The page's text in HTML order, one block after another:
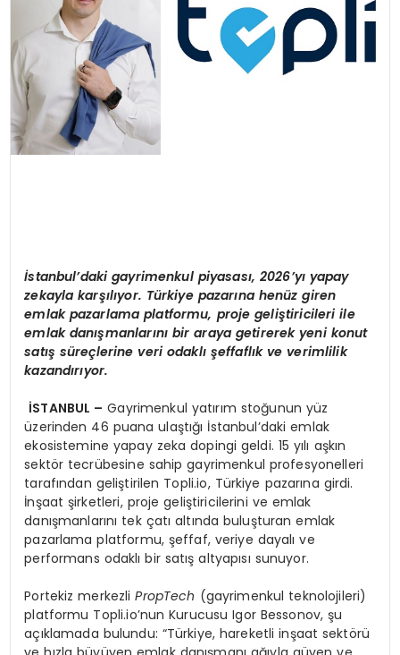
İstanbul’daki gayrimenkul piyasası, 2026’yı yapay
zekayla karşılıyor. Türkiye pazarına henüz giren
emlak pazarlama platformu, proje geliştiricileri ile
emlak danışmanlarını bir araya getirerek yeni konut
satış süreçlerine veri odaklı şeffaflık ve verimlilik
kazandırıyor.
İSTANBUL – Gayrimenkul yatırım stoğunun yüz
üzerinden 46 puana ulaştığı İstanbul’daki emlak
ekosistemine yapay zeka dopingi geldi. 15 yılı aşkın
sektör tecrübesine sahip gayrimenkul profesyonelleri
tarafından geliştirilen Topli.io, Türkiye pazarına girdi.
İnşaat şirketleri, proje geliştiricilerini ve emlak
danışmanlarını tek çatı altında buluşturan emlak
pazarlama platformu, şeffaf, veriye dayalı ve
performans odaklı bir satış altyapısı sunuyor.
Portekiz merkezliPropTech (gayrimenkul teknolojileri)
platformu Topli.io’nun Kurucusu Igor Bessonov, şu
açıklamada bulundu: “Türkiye, hareketli inşaat sektörü